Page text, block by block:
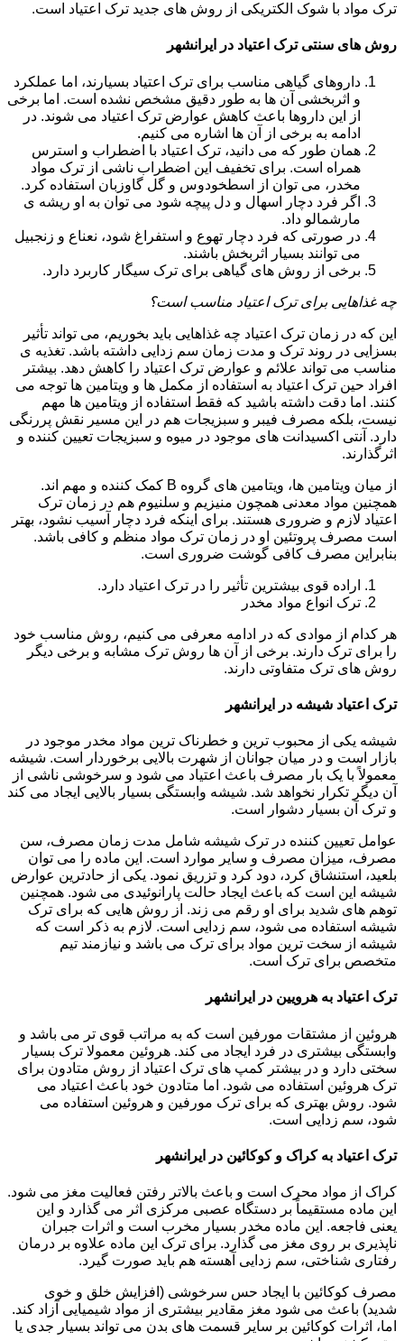
ترک مواد با شوک الکتریکی از روش های جدید ترک اعتیاد است.
روش های سنتی ترک اعتیاد در ایرانشهر
داروهای گیاهی مناسب برای ترک اعتیاد بسیارند، اما عملکرد
و اثربخشی آن ها به طور دقیق مشخص نشده است. اما برخی
از این داروها باعث کاهش عوارض ترک اعتیاد می شوند. در
ادامه به برخی از آن ها اشاره می کنیم.
همان طور که می دانید، ترک اعتیاد با اضطراب و استرس
همراه است. برای تخفیف این اضطراب ناشی از ترک مواد
مخدر، می توان از اسطخودوس و گل گاوزبان استفاده کرد.
اگر فرد دچار اسهال و دل پیچه شود می توان به او ریشه ی
مارشمالو داد.
در صورتی که فرد دچار تهوع و استفراغ شود، نعناع و زنجبیل
می توانند بسیار اثربخش باشند.
برخی از روش های گیاهی برای ترک سیگار کاربرد دارد.
چه غذاهایی برای ترک اعتیاد مناسب است؟
این که در زمان ترک اعتیاد چه غذاهایی باید بخوریم، می تواند تأثیر
بسزایی در روند ترک و مدت زمان سم زدایی داشته باشد. تغذیه ی
مناسب می تواند علائم و عوارض ترک اعتیاد را کاهش دهد. بیشتر
افراد حین ترک اعتیاد به استفاده از مکمل ها و ویتامین ها توجه می
کنند. اما دقت داشته باشید که فقط استفاده از ویتامین ها مهم
نیست، بلکه مصرف فیبر و سبزیجات هم در این مسیر نقش پررنگی
دارد. آنتی اکسیدانت های موجود در میوه و سبزیجات تعیین کننده و
اثرگذارند.
از میان ویتامین ها، ویتامین های گروه B کمک کننده و مهم اند.
همچنین مواد معدنی همچون منیزیم و سلنیوم هم در زمان ترک
اعتیاد لازم و ضروری هستند. برای اینکه فرد دچار آسیب نشود، بهتر
است مصرف پروتئین او در زمان ترک مواد منظم و کافی باشد.
بنابراین مصرف کافی گوشت ضروری است.
اراده قوی بیشترین تأثیر را در ترک اعتیاد دارد.
ترک انواع مواد مخدر
هر کدام از موادی که در ادامه معرفی می کنیم، روش مناسب خود
را برای ترک دارند. برخی از آن ها روش ترک مشابه و برخی دیگر
روش های ترک متفاوتی دارند.
ترک اعتیاد شیشه در ایرانشهر
شیشه یکی از محبوب ترین و خطرناک ترین مواد مخدر موجود در
بازار است و در میان جوانان از شهرت بالایی برخوردار است. شیشه
معمولاً با یک بار مصرف باعث اعتیاد می شود و سرخوشی ناشی از
آن دیگر تکرار نخواهد شد. شیشه وابستگی بسیار بالایی ایجاد می کند
و ترک آن بسیار دشوار است.
عوامل تعیین کننده در ترک شیشه شامل مدت زمان مصرف، سن
مصرف، میزان مصرف و سایر موارد است. این ماده را می توان
بلعید، استنشاق کرد، دود کرد و تزریق نمود. یکی از حادترین عوارض
شیشه این است که باعث ایجاد حالت پارانوئیدی می شود. همچنین
توهم های شدید برای او رقم می زند. از روش هایی که برای ترک
شیشه استفاده می شود، سم زدایی است. لازم به ذکر است که
شیشه از سخت ترین مواد برای ترک می باشد و نیازمند تیم
متخصص برای ترک است.
ترک اعتیاد به هرویین در ایرانشهر
هروئین از مشتقات مورفین است که به مراتب قوی تر می باشد و
وابستگی بیشتری در فرد ایجاد می کند. هروئین معمولا ترک بسیار
سختی دارد و در بیشتر کمپ های ترک اعتیاد از روش متادون برای
ترک هروئین استفاده می شود. اما متادون خود باعث اعتیاد می
شود. روش بهتری که برای ترک مورفین و هروئین استفاده می
شود، سم زدایی است.
ترک اعتیاد به کراک و کوکائین در ایرانشهر
کراک از مواد محرک است و باعث بالاتر رفتن فعالیت مغز می شود.
این ماده مستقیماً بر دستگاه عصبی مرکزی اثر می گذارد و این
یعنی فاجعه. این ماده مخدر بسیار مخرب است و اثرات جبران
ناپذیری بر روی مغز می گذارد. برای ترک این ماده علاوه بر درمان
رفتاری شناختی، سم زدایی آهسته هم باید صورت گیرد.
مصرف کوکائین با ایجاد حس سرخوشی (افزایش خلق و خوی
شدید) باعث می شود مغز مقادیر بیشتری از مواد شیمیایی آزاد کند.
اما، اثرات کوکائین بر سایر قسمت های بدن می تواند بسیار جدی یا